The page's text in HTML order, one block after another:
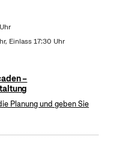
Einlass 17:30 Uhr
–
Planung und geben Sie